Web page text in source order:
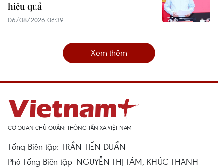
hiệu quả
06/08/2026 06:39
Xem thêm
CƠ QUAN CHỦ QUẢN: THÔNG TẤN XÃ VIỆT NAM
Tổng Biên tập: TRẦN TIẾN DUẨN
Phó Tổng Biên tập: NGUYỄN THỊ TÁM, KHÚC THANH